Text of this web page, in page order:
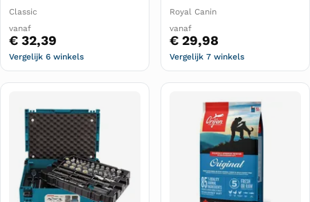
Classic
vanaf
€ 32,39
Vergelijk 6 winkels
Royal Canin
vanaf
€ 29,98
Vergelijk 7 winkels